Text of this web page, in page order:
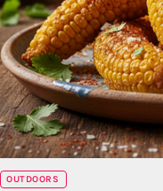
OUTDOORS